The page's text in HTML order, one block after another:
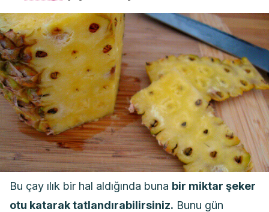
Bu çay ılık bir hal aldığında buna bir miktar şeker
otu katarak tatlandırabilirsiniz. Bunu gün